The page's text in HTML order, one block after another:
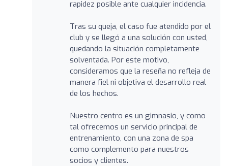
rapidez posible ante cualquier incidencia.
Tras su queja, el caso fue atendido por el
club y se llegó a una solución con usted,
quedando la situación completamente
solventada. Por este motivo,
consideramos que la reseña no refleja de
manera fiel ni objetiva el desarrollo real
de los hechos.
Nuestro centro es un gimnasio, y como
tal ofrecemos un servicio principal de
entrenamiento, con una zona de spa
como complemento para nuestros
socios y clientes.